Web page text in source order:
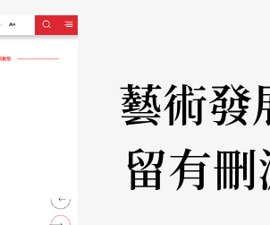
藝術發
留有